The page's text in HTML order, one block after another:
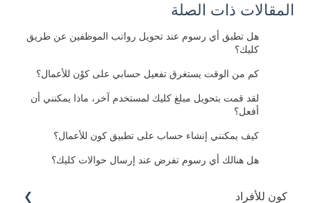
المقالات ذات الصلة
هل تطبق أي رسوم عند تحويل رواتب الموظفين عن طريق
كليك؟
كم من الوقت يستغرق تفعيل حسابي على كوْن للأعمال؟
لقد قمت بتحويل مبلغ كليك لمستخدم آخر، ماذا يمكنني أن
أفعل؟
كيف يمكنني إنشاء حساب على تطبيق كون للأعمال؟
هل هنالك أي رسوم تفرض عند إرسال حوالات كليك؟
كون للأفراد